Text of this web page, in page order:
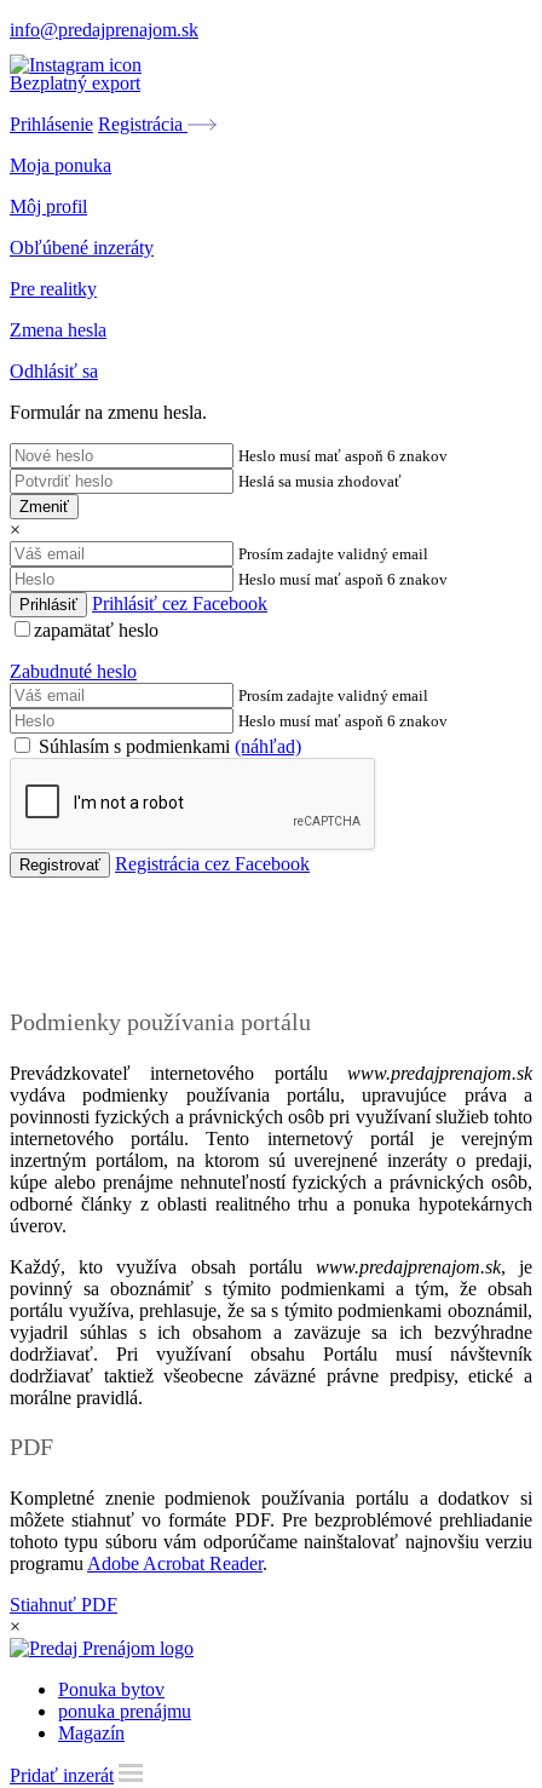
info@predajprenajom.sk
Bezplatný export
Prihlásenie Registrácia
Moja ponuka
Môj profil
Obľúbené inzeráty
Pre realitky
Zmena hesla
Odhlásiť sa
Formulár na zmenu hesla.
Heslo musí mať aspoň 6 znakov
Heslá sa musia zhodovať
Zmeniť
×
Prosím zadajte validný email
Heslo musí mať aspoň 6 znakov
Prihlásiť cez Facebook
zapamätať heslo
Zabudnuté heslo
Prosím zadajte validný email
Heslo musí mať aspoň 6 znakov
Súhlasím s podmienkami (náhľad)
Registrácia cez Facebook
Podmienky používania portálu
Prevádzkovateľ internetového portálu www.predajprenajom.sk
vydáva podmienky používania portálu, upravujúce práva a
povinnosti fyzických a právnických osôb pri využívaní služieb tohto
internetového portálu. Tento internetový portál je verejným
inzertným portálom, na ktorom sú uverejnené inzeráty o predaji,
kúpe alebo prenájme nehnuteľností fyzických a právnických osôb,
odborné články z oblasti realitného trhu a ponuka hypotekárnych
úverov.
Každý, kto využíva obsah portálu www.predajprenajom.sk, je
povinný sa oboznámiť s týmito podmienkami a tým, že obsah
portálu využíva, prehlasuje, že sa s týmito podmienkami oboznámil,
vyjadril súhlas s ich obsahom a zaväzuje sa ich bezvýhradne
dodržiavať. Pri využívaní obsahu Portálu musí návštevník
dodržiavať taktiež všeobecne záväzné právne predpisy, etické a
morálne pravidlá.
PDF
Kompletné znenie podmienok používania portálu a dodatkov si
môžete stiahnuť vo formáte PDF. Pre bezproblémové prehliadanie
tohoto typu súboru vám odporúčame nainštalovať najnovšiu verziu
programu Adobe Acrobat Reader.
Stiahnuť PDF
×
Ponuka bytov
ponuka prenájmu
Magazín
Pridať inzerát